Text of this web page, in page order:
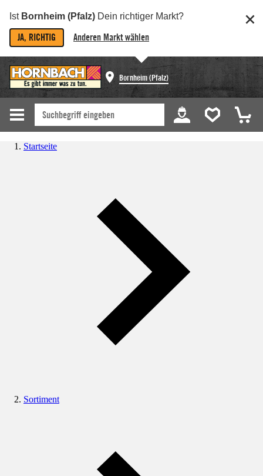
Ist Bornheim (Pfalz) Dein richtiger Markt?
JA, RICHTIG Anderen Markt wählen
Bornheim (Pfalz)
Startseite
Sortiment